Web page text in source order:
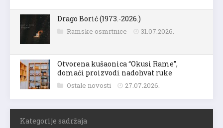
Drago Borić (1973.-2026.)
Ramske osmrtnice 31.07.2026.
Otvorena kušaonica “Okusi Rame”,
domaći proizvodi nadohvat ruke
Ostale novosti 27.07.2026.
Kategorije sadržaja